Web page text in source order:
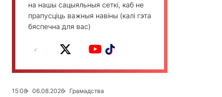
на нашы сацыяльныя сеткі, каб не
прапусціць важныя навіны (калі гэта
бяспечна для вас)
15:08 06.08.2026
Грамадства